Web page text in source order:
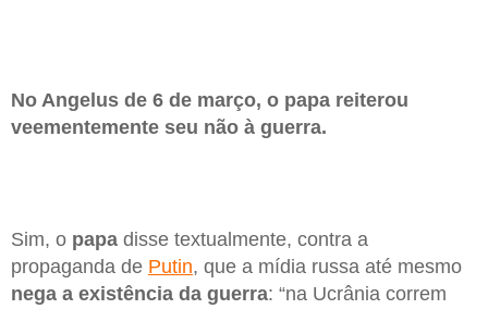
No Angelus de 6 de março, o papa reiterou
veementemente seu não à guerra.
Sim, o papa disse textualmente, contra a
propaganda de Putin, que a mídia russa até mesmo
nega a existência da guerra: “na Ucrânia correm